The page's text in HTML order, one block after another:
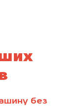
без